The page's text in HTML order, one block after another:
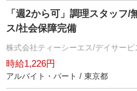
「週2から可」調理スタッフ
ス/社会保障完備
株式会社ティーシーエス/デイサービ
時給1,226円
アルバイト・パート / 東京都